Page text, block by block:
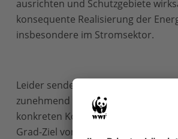
ausrichten und Schutzgebiete
konsequente Realisierung der
insbesondere im Stromsektor.
Leider sende die deutsche Politik
zunehmend abgespeckt. Das
konkreten Kohleausstieg sei
Grad-Ziel von Paris ernst nehme,